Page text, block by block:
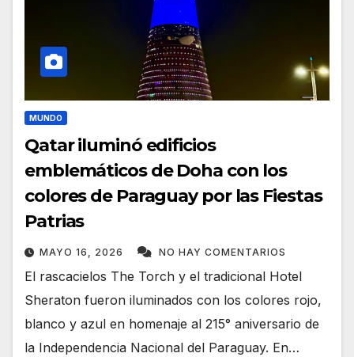
MUNDO
Qatar iluminó edificios
emblemáticos de Doha con los
colores de Paraguay por las Fiestas
Patrias
MAYO 16, 2026 NO HAY COMENTARIOS
El rascacielos The Torch y el tradicional Hotel
Sheraton fueron iluminados con los colores rojo,
blanco y azul en homenaje al 215° aniversario de
la Independencia Nacional del Paraguay. En…